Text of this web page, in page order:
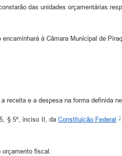
das unidades orçamentárias
à Câmara Municipal de
receita e a despesa na forma definida
§ 5º, inciso II, daConstituição Federal
orçamento fiscal.